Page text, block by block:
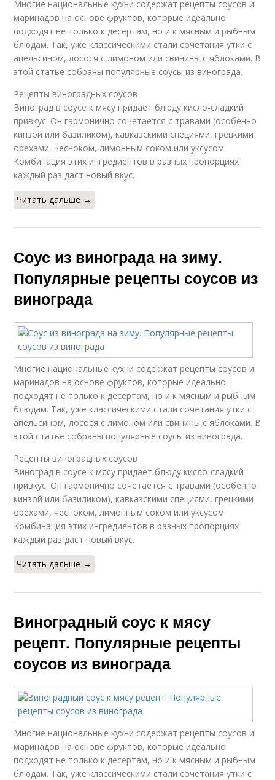
Многие национальные кухни содержат рецепты соусов и
маринадов на основе фруктов, которые идеально
подходят не только к десертам, но и к мясным и рыбным
блюдам. Так, уже классическими стали сочетания утки с
апельсином, лосося с лимоном или свинины с яблоками. В
этой статье собраны популярные соусы из винограда.
Рецепты виноградных соусов
Виноград в соусе к мясу придает блюду кисло-сладкий
привкус. Он гармонично сочетается с травами (особенно
кинзой или базиликом), кавказскими специями, грецкими
орехами, чесноком, лимонным соком или уксусом.
Комбинация этих ингредиентов в разных пропорциях
каждый раз даст новый вкус.
Читать дальше →
Соус из винограда на зиму.
Популярные рецепты соусов из
винограда
Многие национальные кухни содержат рецепты соусов и
маринадов на основе фруктов, которые идеально
подходят не только к десертам, но и к мясным и рыбным
блюдам. Так, уже классическими стали сочетания утки с
апельсином, лосося с лимоном или свинины с яблоками. В
этой статье собраны популярные соусы из винограда.
Рецепты виноградных соусов
Виноград в соусе к мясу придает блюду кисло-сладкий
привкус. Он гармонично сочетается с травами (особенно
кинзой или базиликом), кавказскими специями, грецкими
орехами, чесноком, лимонным соком или уксусом.
Комбинация этих ингредиентов в разных пропорциях
каждый раз даст новый вкус.
Читать дальше →
Виноградный соус к мясу
рецепт. Популярные рецепты
соусов из винограда
Многие национальные кухни содержат рецепты соусов и
маринадов на основе фруктов, которые идеально
подходят не только к десертам, но и к мясным и рыбным
блюдам. Так, уже классическими стали сочетания утки с